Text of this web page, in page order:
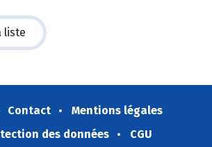
liste
Contact
Mentions légales
des données
CGU